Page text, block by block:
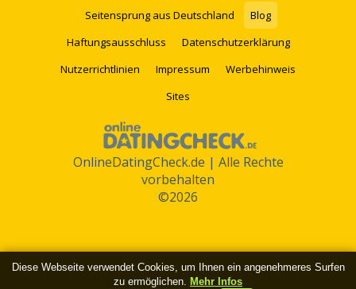
Diese Webseite verwendet Cookies, um Ihnen ein angenehmeres Surfen
zu ermöglichen. Mehr Infos
Seitensprung aus Deutschland
Blog
Haftungsausschluss
Datenschutzerklärung
Nutzerrichtlinien
Impressum
Werbehinweis
Sites
OnlineDatingCheck.de | Alle Rechte
vorbehalten
©2026